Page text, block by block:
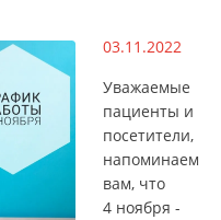
03.11.2022
Уважаемые
пациенты и
посетители,
напоминаем
вам, что
4 ноября -